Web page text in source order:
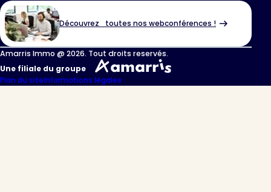
Découvrez toutes nos webconférences !
Amarris Immo @ 2026. Tout droits reservés.
Une filiale du groupe
Plan du siteInformations légales